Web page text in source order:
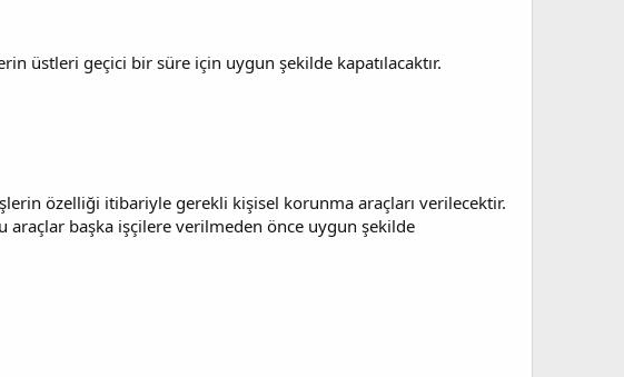
üstleri geçici bir süre için uygun şekilde kapatılacaktır.
özelliği itibariyle gerekli kişisel korunma araçları verilecektir.
araçlar başka işçilere verilmeden önce uygun şekilde